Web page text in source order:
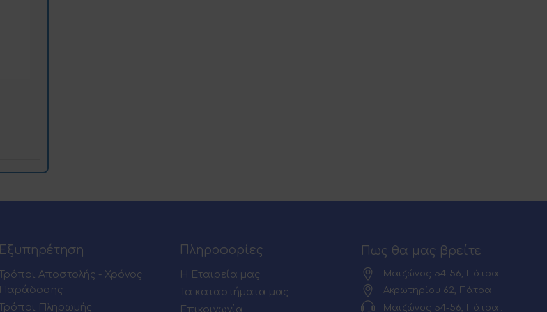
Εξυπηρέτηση
Τρόποι Αποστολής - Χρόνος
Παράδοσης
Τρόποι Πληρωμής
Πληροφορίες
Η Εταιρεία μας
Τα καταστήματα μας
Επικοινωνία
Πως θα μας βρείτε
Μαιζώνος 54-56, Πάτρα
Ακρωτηρίου 62, Πάτρα
Μαιζώνος 54-56, Πάτρα :